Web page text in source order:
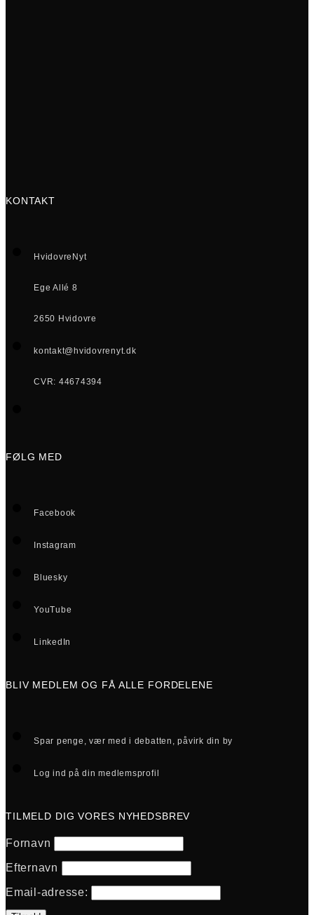
KONTAKT
HvidovreNyt
Ege Allé 8
2650 Hvidovre
kontakt@hvidovrenyt.dk
CVR: 44674394
FØLG MED
Facebook
Instagram
Bluesky
YouTube
LinkedIn
BLIV MEDLEM OG FÅ ALLE FORDELENE
Spar penge, vær med i debatten, påvirk din by
Log ind på din medlemsprofil
TILMELD DIG VORES NYHEDSBREV
Fornavn
Efternavn
Email-adresse: